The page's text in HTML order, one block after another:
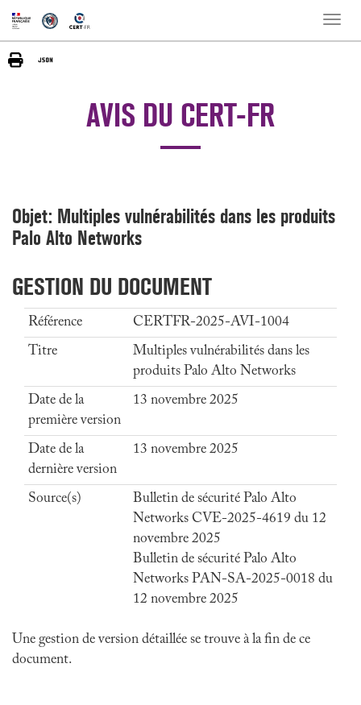
Toggle
AVIS DU CERT-FR
Objet: Multiples vulnérabilités dans les produits
Palo Alto Networks
GESTION DU DOCUMENT
Référence
CERTFR-2025-AVI-1004
Titre
Multiples vulnérabilités dans les
produits Palo Alto Networks
Date de la
première version
13 novembre 2025
Date de la
dernière version
13 novembre 2025
Source(s)
Bulletin de sécurité Palo Alto
Networks CVE-2025-4619 du 12
novembre 2025
Bulletin de sécurité Palo Alto
Networks PAN-SA-2025-0018 du
12 novembre 2025
Une gestion de version détaillée se trouve à la fin de ce
document.